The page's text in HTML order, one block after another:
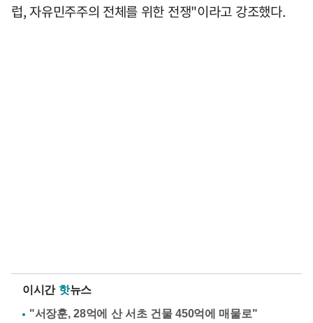
럽, 자유민주주의 전체를 위한 전쟁"이라고 강조했다.
이시간 핫뉴스
"서장훈, 28억에 산 서초 건물 450억에 매물로"